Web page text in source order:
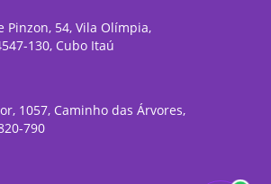
Pinzon, 54, Vila Olímpia,
130, Cubo Itaú
1057, Caminho das Árvores,
790